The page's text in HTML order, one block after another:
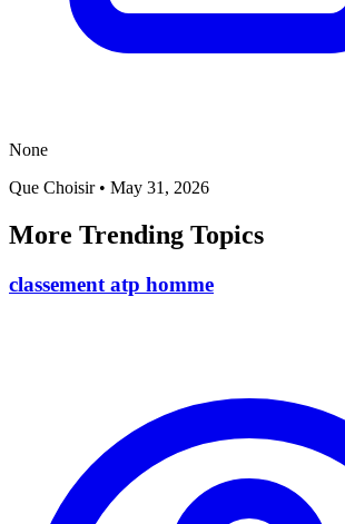
None
Que Choisir • May 31, 2026
More Trending Topics
classement atp homme